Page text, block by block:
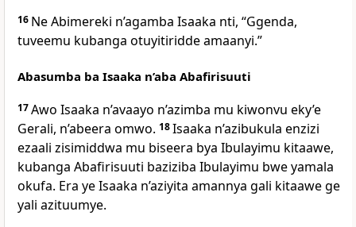
16 Ne Abimereki n’agamba Isaaka nti, “Ggenda,
tuveemu kubanga otuyitiridde amaanyi.”
Abasumba ba Isaaka n’aba Abafirisuuti
17Awo Isaaka n’avaayo n’azimba mu kiwonvu eky’e
Gerali, n’abeera omwo. 18Isaaka n’azibukula enzizi
ezaali zisimiddwa mu biseera bya Ibulayimu kitaawe,
kubanga Abafirisuuti baziziba Ibulayimu bwe yamala
okufa. Era ye Isaaka n’aziyita amannya gali kitaawe ge
yali azituumye.